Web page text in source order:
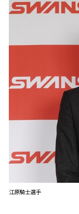
江原騎士選手